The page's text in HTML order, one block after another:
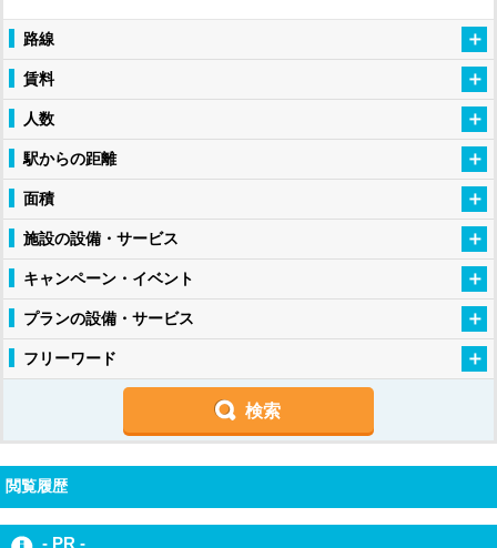
路線
賃料
人数
駅からの距離
面積
施設の設備・サービス
キャンペーン・イベント
プランの設備・サービス
フリーワード
閲覧履歴
- PR -